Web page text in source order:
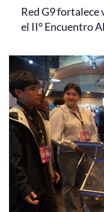
Red G9 fortalece
el II° Encuentro